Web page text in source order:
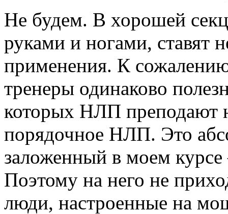
Не будем. В хорошей
руками и ногами, ставят
применения. К
тренеры одинаково
которых НЛП преподают
порядочное НЛП. Это
заложенный в моем
Поэтому на него не
люди, настроенные на